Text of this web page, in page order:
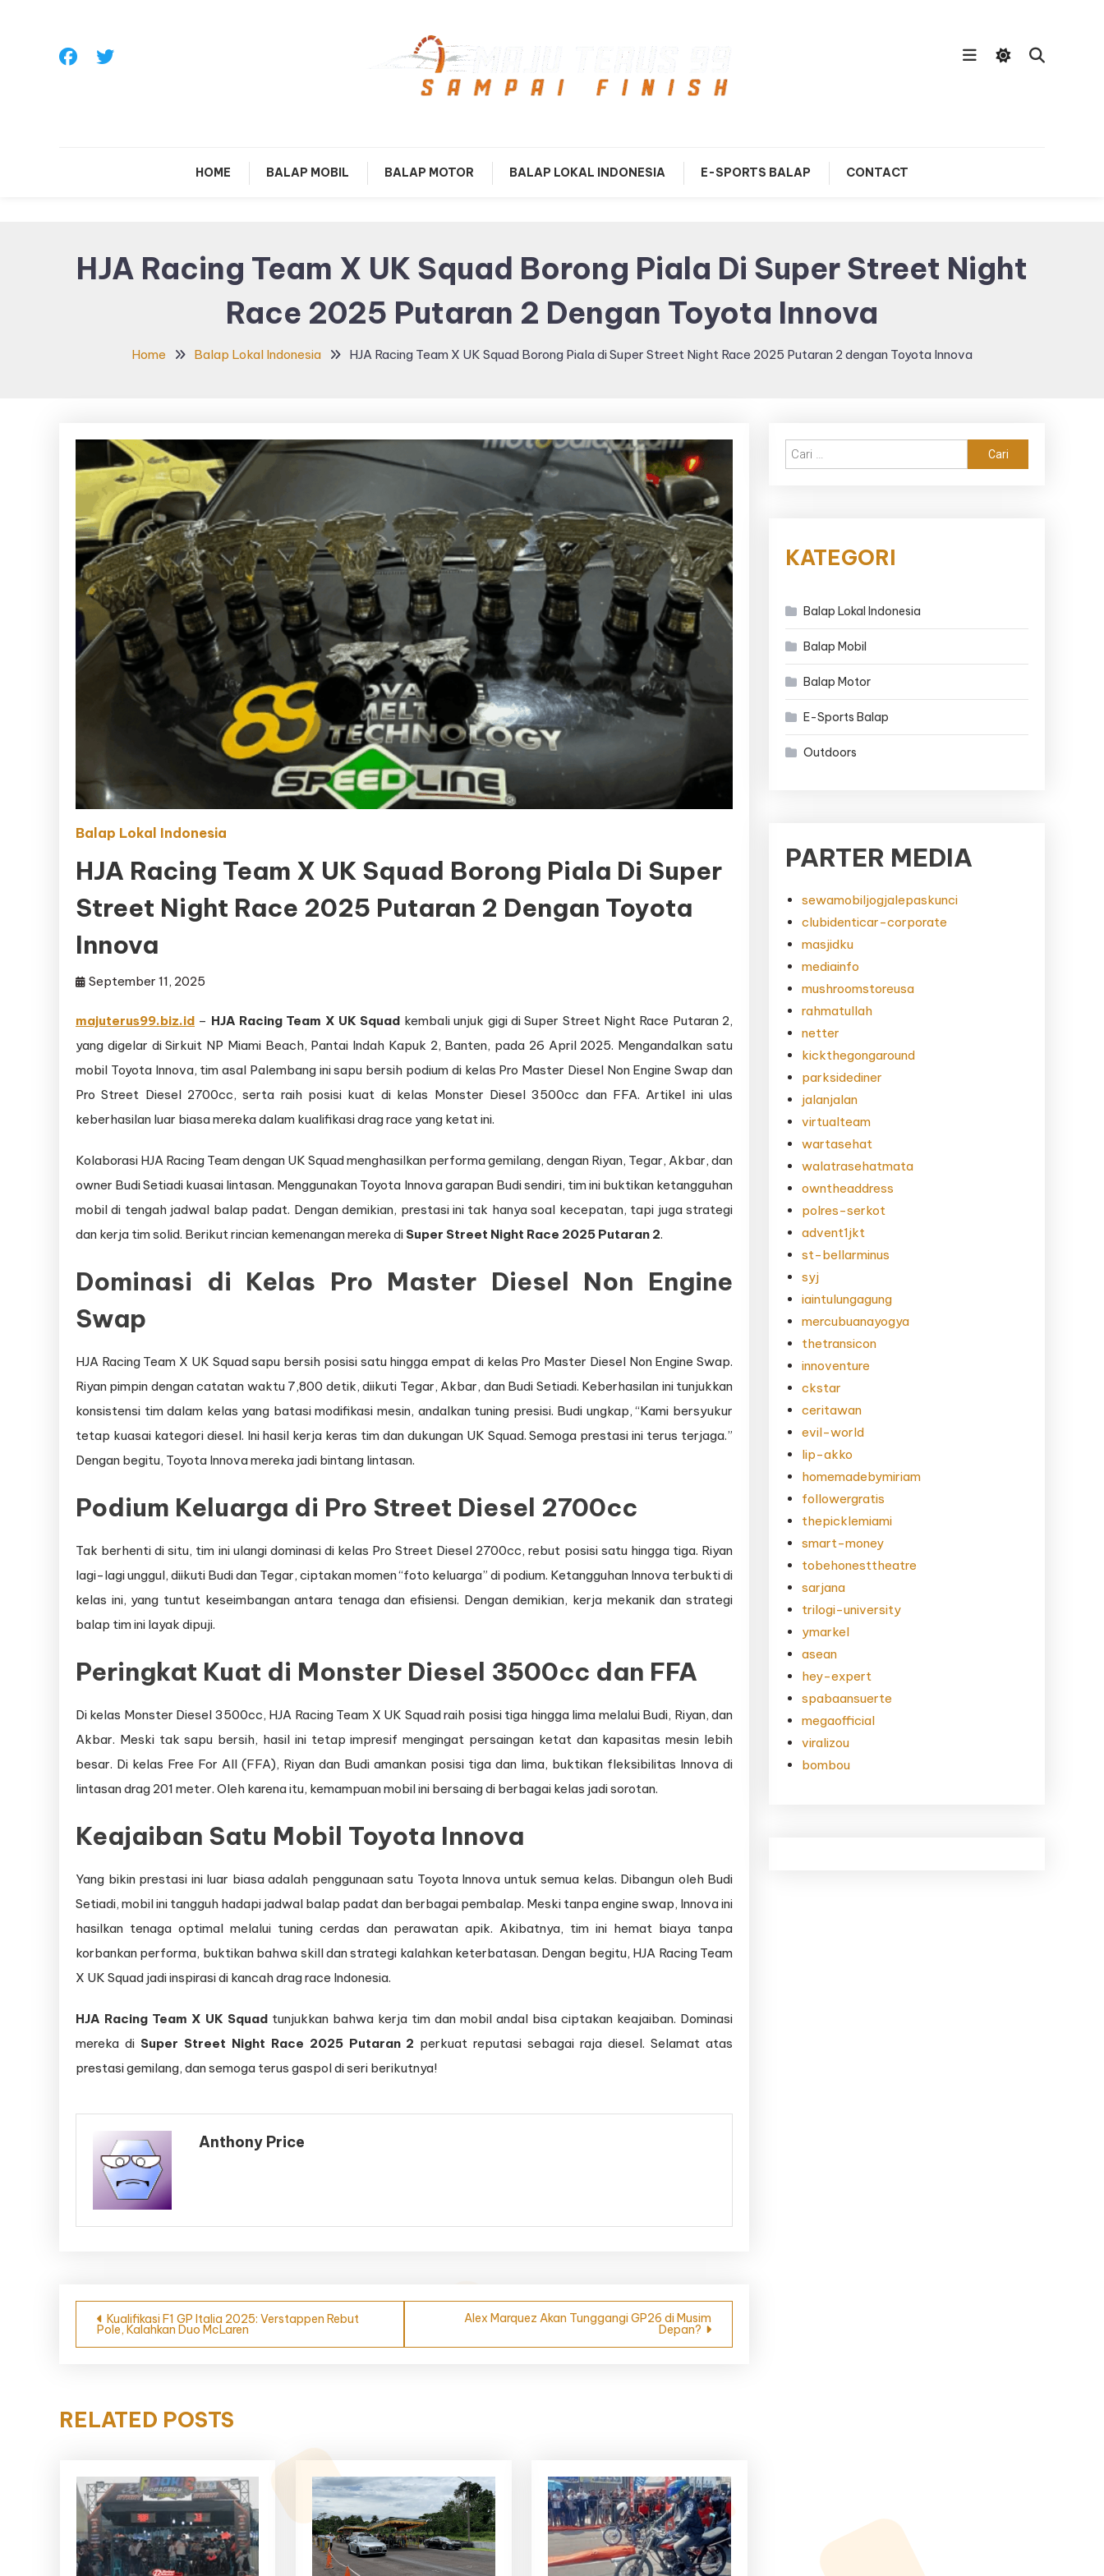
Maju Terus99
HOME BALAP MOBIL BALAP MOTOR BALAP LOKAL INDONESIA E-SPORTS BALAP CONTACT
HJA Racing Team X UK Squad Borong Piala Di Super Street Night
Race 2025 Putaran 2 Dengan Toyota Innova
Home Balap Lokal Indonesia HJA Racing Team X UK Squad Borong Piala di Super Street Night Race 2025 Putaran 2 dengan Toyota Innova
Balap Lokal Indonesia
HJA Racing Team X UK Squad Borong Piala Di Super
Street Night Race 2025 Putaran 2 Dengan Toyota
Innova
September 11, 2025
majuterus99.biz.id – HJA Racing Team X UK Squad kembali unjuk gigi di Super Street Night Race Putaran 2,
yang digelar di Sirkuit NP Miami Beach, Pantai Indah Kapuk 2, Banten, pada 26 April 2025. Mengandalkan satu
mobil Toyota Innova, tim asal Palembang ini sapu bersih podium di kelas Pro Master Diesel Non Engine Swap dan
Pro Street Diesel 2700cc, serta raih posisi kuat di kelas Monster Diesel 3500cc dan FFA. Artikel ini ulas
keberhasilan luar biasa mereka dalam kualifikasi drag race yang ketat ini.
Kolaborasi HJA Racing Team dengan UK Squad menghasilkan performa gemilang, dengan Riyan, Tegar, Akbar, dan
owner Budi Setiadi kuasai lintasan. Menggunakan Toyota Innova garapan Budi sendiri, tim ini buktikan ketangguhan
mobil di tengah jadwal balap padat. Dengan demikian, prestasi ini tak hanya soal kecepatan, tapi juga strategi
dan kerja tim solid. Berikut rincian kemenangan mereka di Super Street Night Race 2025 Putaran 2.
Dominasi di Kelas Pro Master Diesel Non Engine
Swap
HJA Racing Team X UK Squad sapu bersih posisi satu hingga empat di kelas Pro Master Diesel Non Engine Swap.
Riyan pimpin dengan catatan waktu 7,800 detik, diikuti Tegar, Akbar, dan Budi Setiadi. Keberhasilan ini tunjukkan
konsistensi tim dalam kelas yang batasi modifikasi mesin, andalkan tuning presisi. Budi ungkap, “Kami bersyukur
tetap kuasai kategori diesel. Ini hasil kerja keras tim dan dukungan UK Squad. Semoga prestasi ini terus terjaga.”
Dengan begitu, Toyota Innova mereka jadi bintang lintasan.
Podium Keluarga di Pro Street Diesel 2700cc
Tak berhenti di situ, tim ini ulangi dominasi di kelas Pro Street Diesel 2700cc, rebut posisi satu hingga tiga. Riyan
lagi-lagi unggul, diikuti Budi dan Tegar, ciptakan momen “foto keluarga” di podium. Ketangguhan Innova terbukti di
kelas ini, yang tuntut keseimbangan antara tenaga dan efisiensi. Dengan demikian, kerja mekanik dan strategi
balap tim ini layak dipuji.
Peringkat Kuat di Monster Diesel 3500cc dan FFA
Di kelas Monster Diesel 3500cc, HJA Racing Team X UK Squad raih posisi tiga hingga lima melalui Budi, Riyan, dan
Akbar. Meski tak sapu bersih, hasil ini tetap impresif mengingat persaingan ketat dan kapasitas mesin lebih
besar. Di kelas Free For All (FFA), Riyan dan Budi amankan posisi tiga dan lima, buktikan fleksibilitas Innova di
lintasan drag 201 meter. Oleh karena itu, kemampuan mobil ini bersaing di berbagai kelas jadi sorotan.
Keajaiban Satu Mobil Toyota Innova
Yang bikin prestasi ini luar biasa adalah penggunaan satu Toyota Innova untuk semua kelas. Dibangun oleh Budi
Setiadi, mobil ini tangguh hadapi jadwal balap padat dan berbagai pembalap. Meski tanpa engine swap, Innova ini
hasilkan tenaga optimal melalui tuning cerdas dan perawatan apik. Akibatnya, tim ini hemat biaya tanpa
korbankan performa, buktikan bahwa skill dan strategi kalahkan keterbatasan. Dengan begitu, HJA Racing Team
X UK Squad jadi inspirasi di kancah drag race Indonesia.
HJA Racing Team X UK Squad tunjukkan bahwa kerja tim dan mobil andal bisa ciptakan keajaiban. Dominasi
mereka di Super Street Night Race 2025 Putaran 2 perkuat reputasi sebagai raja diesel. Selamat atas
prestasi gemilang, dan semoga terus gaspol di seri berikutnya!
Anthony Price
Navigasi
pos
Kualifikasi F1 GP Italia 2025: Verstappen Rebut
Pole, Kalahkan Duo McLaren
Alex Marquez Akan Tunggangi GP26 di Musim
Depan?
RELATED POSTS
Cari
untuk:
KATEGORI
Balap Lokal Indonesia
Balap Mobil
Balap Motor
E-Sports Balap
Outdoors
PARTER MEDIA
sewamobiljogjalepaskunci
clubidenticar-corporate
masjidku
mediainfo
mushroomstoreusa
rahmatullah
netter
kickthegongaround
parksidediner
jalanjalan
virtualteam
wartasehat
walatrasehatmata
owntheaddress
polres-serkot
advent1jkt
st-bellarminus
syj
iaintulungagung
mercubuanayogya
thetransicon
innoventure
ckstar
ceritawan
evil-world
lip-akko
homemadebymiriam
followergratis
thepicklemiami
smart-money
tobehonesttheatre
sarjana
trilogi-university
ymarkel
asean
hey-expert
spabaansuerte
megaofficial
viralizou
bombou